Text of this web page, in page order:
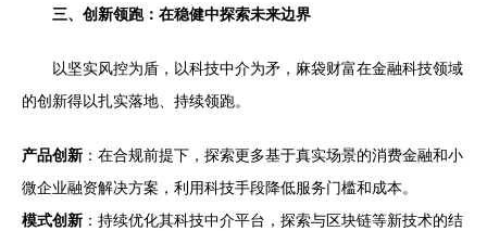
三、创新领跑：在稳健中探索未来边界
以坚实风控为盾，以科技中介为矛，麻袋财富在金融科技领域
的创新得以扎实落地、持续领跑。
产品创新 ：在合规前提下，探索更多基于真实场景的消费金融和小
微企业融资解决方案，利用科技手段降低服务门槛和成本。
模式创新 ：持续优化其科技中介平台，探索与区块链等新技术的结